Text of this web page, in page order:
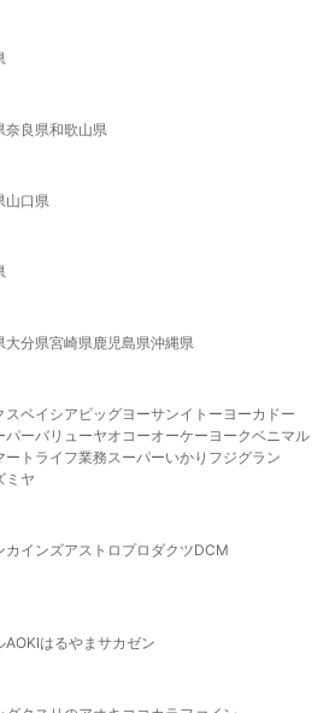
奈良県和歌山県
山口県
大分県宮崎県鹿児島県沖縄県
スベイシア ビッグヨーサンイトーヨーカドー
パーバリューヤオコーオーケー ヨークベニマル
ート ライフ業務スーパーいかり フジグラン
ミヤ
カインズアストロプロダクツDCM
AOKIはるやま サカゼン